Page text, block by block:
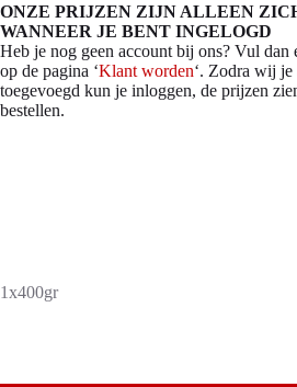
ONZE PRIJZEN ZIJN ALLEEN
WANNEER JE BENT INGELOGD
Heb je nog geen account bij ons? Vul dan
op de pagina ‘Klant worden‘. Zodra wij je
toegevoegd kun je inloggen, de prijzen
bestellen.
1x400gr